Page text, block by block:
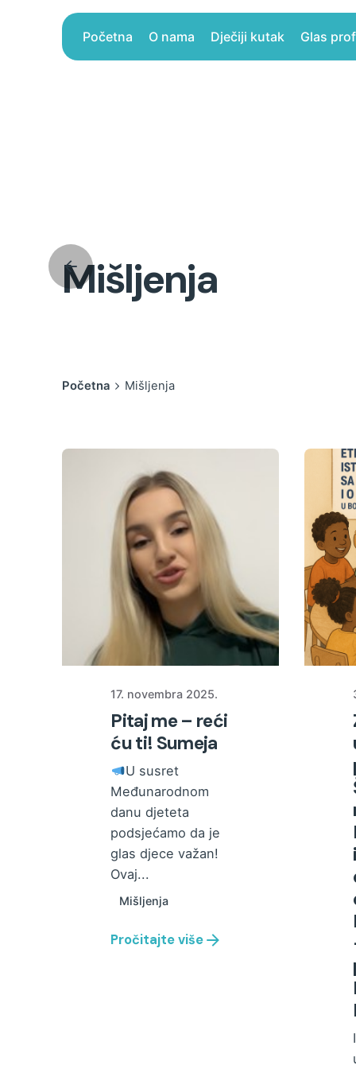
Početna O nama Dječiji kutak Glas
Mišljenja
Početna Mišljenja
17. novembra 2025.
Pitaj me – reći
ću ti! Sumeja
U susret
Međunarodnom
danu djeteta
podsjećamo da je
glas djece važan!
Ovaj...
Mišljenja
Pročitajte više